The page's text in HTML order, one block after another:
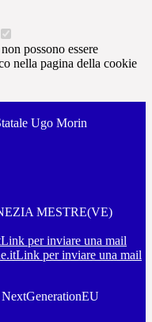
possono essere
nella pagina della cookie
Ugo Morin
MESTRE(VE)
Link per inviare una mail
Link per inviare una mail